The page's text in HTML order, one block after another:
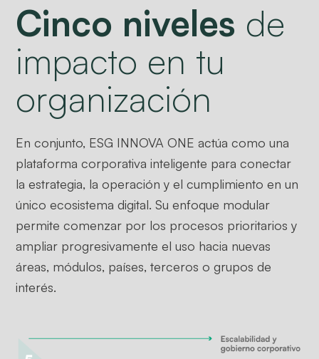
Cinco niveles de
impacto en tu
organización
En conjunto, ESG INNOVA ONE actúa como una
plataforma corporativa inteligente para conectar
la estrategia, la operación y el cumplimiento en un
único ecosistema digital. Su enfoque modular
permite comenzar por los procesos prioritarios y
ampliar progresivamente el uso hacia nuevas
áreas, módulos, países, terceros o grupos de
interés.